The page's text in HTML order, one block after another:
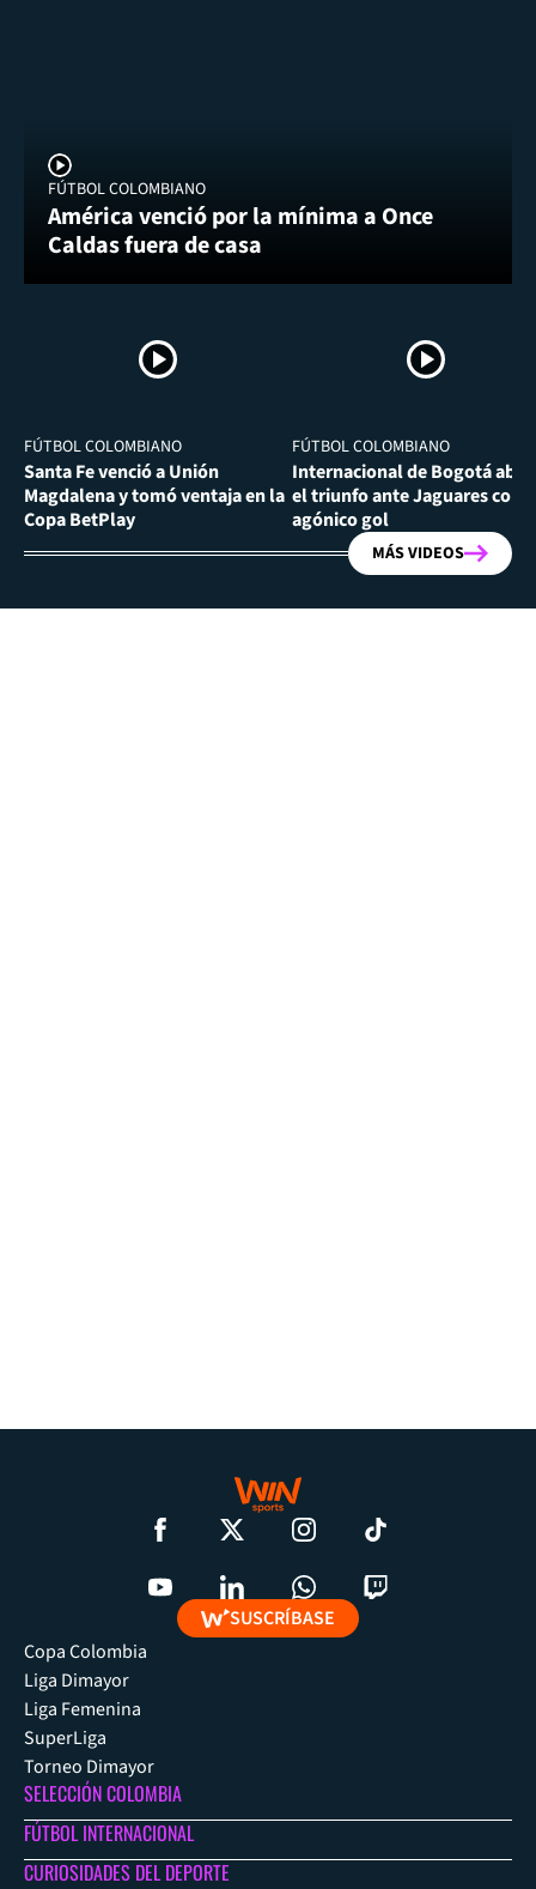
FÚTBOL COLOMBIANO
América venció por la mínima a Once
Caldas fuera de casa
FÚTBOL COLOMBIANO
Santa Fe venció a Unión
Magdalena y tomó ventaja en la
Copa BetPlay
FÚTBOL COLOMBIANO
Internacional de Bogotá
el triunfo ante Jaguares con
agónico gol
MÁS VIDEOS
SUSCRÍBASE
Copa Colombia
Liga Dimayor
Liga Femenina
SuperLiga
Torneo Dimayor
SELECCIÓN COLOMBIA
FÚTBOL INTERNACIONAL
CURIOSIDADES DEL DEPORTE